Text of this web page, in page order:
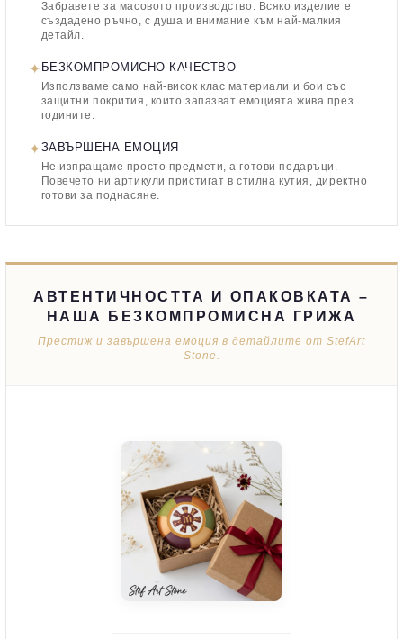
Забравете за масовото производство. Всяко изделие е
създадено ръчно, с душа и внимание към най-малкия
детайл.
✦ БЕЗКОМПРОМИСНО КАЧЕСТВО
Използваме само най-висок клас материали и бои със
защитни покрития, които запазват емоцията жива през
годините.
✦ЗАВЪРШЕНА ЕМОЦИЯ
Не изпращаме просто предмети, а готови подаръци.
Повечето ни артикули пристигат в стилна кутия, директно
готови за поднасяне.
АВТЕНТИЧНОСТТА И ОПАКОВКАТА –
НАША БЕЗКОМПРОМИСНА ГРИЖА
Престиж и завършена емоция в детайлите от StefArt
Stone.